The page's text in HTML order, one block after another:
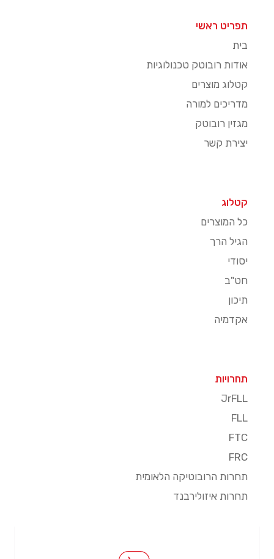
תפריט ראשי
בית
אודות רובוטק טכנולוגיות
קטלוג מוצרים
מדריכים למורה
מגזין רובוטק
יצירת קשר
קטלוג
כל המוצרים
הגיל הרך
יסודי
חט"ב
תיכון
אקדמיה
תחרויות
JrFLL
FLL
FTC
FRC
תחרות הרובוטיקה הלאומית
תחרות איזולירבנד